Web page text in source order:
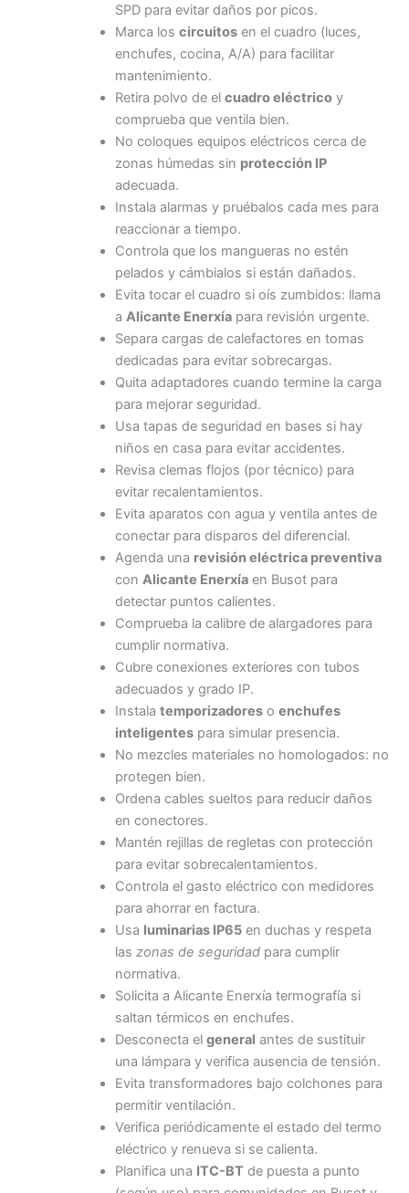
SPD para evitar daños por picos.
Marca los circuitosen el cuadro (luces,
enchufes, cocina, A/A) para facilitar
mantenimiento.
Retira polvo de el cuadro eléctricoy
comprueba que ventila bien.
No coloques equipos eléctricos cerca de
zonas húmedas sin protección IP
adecuada.
Instala alarmas y pruébalos cada mes para
reaccionar a tiempo.
Controla que los mangueras no estén
pelados y cámbialos si están dañados.
Evita tocar el cuadro si oís zumbidos: llama
a Alicante Enerxíapara revisión urgente.
Separa cargas de calefactores en tomas
dedicadas para evitar sobrecargas.
Quita adaptadores cuando termine la carga
para mejorar seguridad.
Usa tapas de seguridad en bases si hay
niños en casa para evitar accidentes.
Revisa clemas flojos (por técnico) para
evitar recalentamientos.
Evita aparatos con agua y ventila antes de
conectar para disparos del diferencial.
Agenda una revisión eléctrica preventiva
con Alicante Enerxíaen Busot para
detectar puntos calientes.
Comprueba la calibre de alargadores para
cumplir normativa.
Cubre conexiones exteriores con tubos
adecuados y grado IP.
Instala temporizadoreso enchufes
inteligentespara simular presencia.
No mezcles materiales no homologados: no
protegen bien.
Ordena cables sueltos para reducir daños
en conectores.
Mantén rejillas de regletas con protección
para evitar sobrecalentamientos.
Controla el gasto eléctrico con medidores
para ahorrar en factura.
Usa luminarias IP65en duchas y respeta
las zonas de seguridadpara cumplir
normativa.
Solicita a Alicante Enerxía termografía si
saltan térmicos en enchufes.
Desconecta el general antes de sustituir
una lámpara y verifica ausencia de tensión.
Evita transformadores bajo colchones para
permitir ventilación.
Verifica periódicamente el estado del termo
eléctrico y renueva si se calienta.
Planifica una ITC-BTde puesta a punto